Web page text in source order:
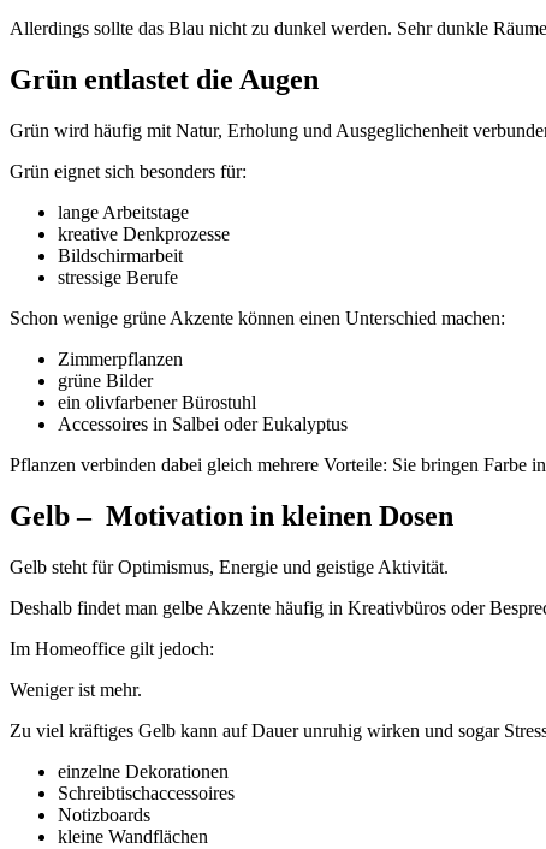
Allerdings sollte das Blau nicht zu dunkel werden. Sehr dunkle
Grün entlastet die Augen
Grün wird häufig mit Natur, Erholung und Ausgeglichenheit
Grün eignet sich besonders für:
lange Arbeitstage
kreative Denkprozesse
Bildschirmarbeit
stressige Berufe
Schon wenige grüne Akzente können einen Unterschied machen:
Zimmerpflanzen
grüne Bilder
ein olivfarbener Bürostuhl
Accessoires in Salbei oder Eukalyptus
Pflanzen verbinden dabei gleich mehrere Vorteile: Sie bringen Farbe
Gelb – Motivation in kleinen Dosen
Gelb steht für Optimismus, Energie und geistige Aktivität.
Deshalb findet man gelbe Akzente häufig in Kreativbüros oder
Im Homeoffice gilt jedoch:
Weniger ist mehr.
Zu viel kräftiges Gelb kann auf Dauer unruhig wirken und sogar
einzelne Dekorationen
Schreibtischaccessoires
Notizboards
kleine Wandflächen